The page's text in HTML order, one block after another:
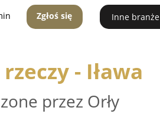
Zgłoś się Inne branże
- Iława
przez Orły